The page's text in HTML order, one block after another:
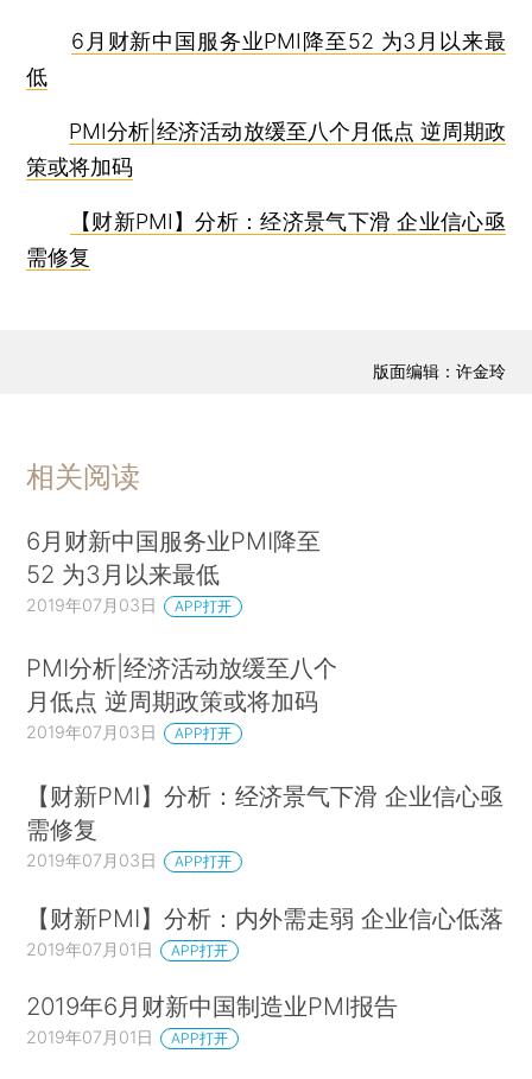
6月财新中国服务业PMI降至52 为3月以来最
低
PMI分析|经济活动放缓至八个月低点 逆周期政
策或将加码
【财新PMI】分析：经济景气下滑 企业信心亟
需修复
版面编辑：许金玲
相关阅读
6月财新中国服务业PMI降至
52 为3月以来最低
2019年07月03日 APP打开
PMI分析|经济活动放缓至八个
月低点 逆周期政策或将加码
2019年07月03日 APP打开
【财新PMI】分析：经济景气下滑 企业信心亟
需修复
2019年07月03日 APP打开
【财新PMI】分析：内外需走弱 企业信心低落
2019年07月01日 APP打开
2019年6月财新中国制造业PMI报告
2019年07月01日 APP打开